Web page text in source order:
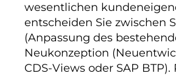
wesentlichen
entscheiden Sie zwischen
(Anpassung des
Neukonzeption
CDS-Views oder SAP